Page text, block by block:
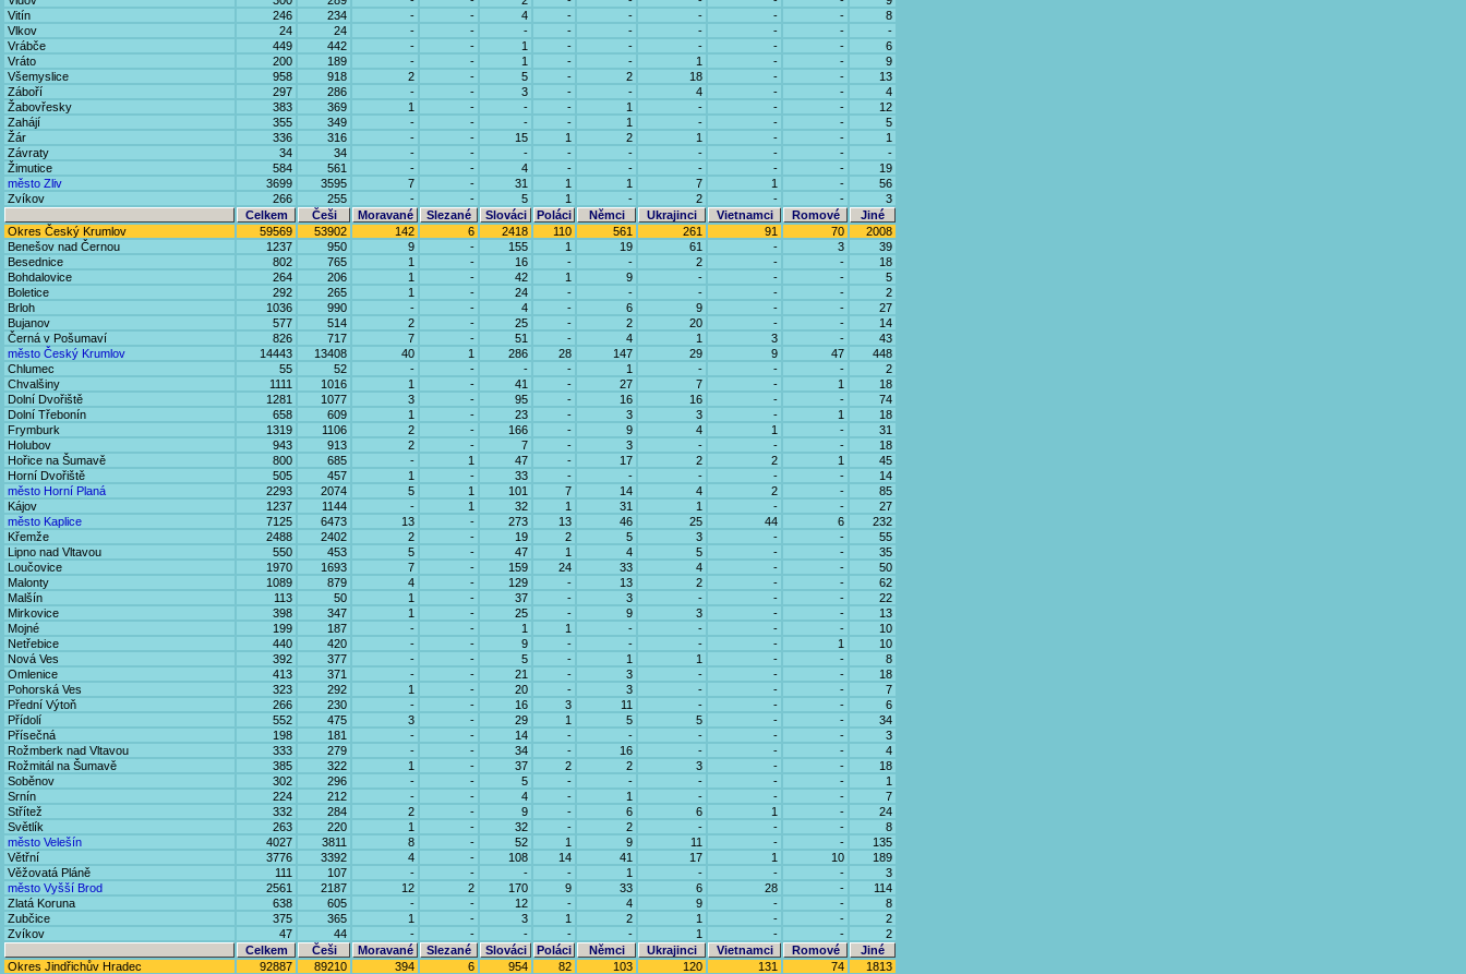
Vitín
246 234 - - 4 - - - - -
8
Vlkov
24 24 - - - - - - - -
-
Vrábče
449 442 - - 1 - - - - -
6
Vráto
200 189 - - 1 - - 1 - -
9
Všemyslice
958 918 2 - 5 - 2 18 - -
13
Záboří
297 286 - - 3 - - 4 - -
4
Žabovřesky
383 369 1 - - - 1 - - -
12
Zahájí
355 349 - - - - 1 - - -
5
Žár
336 316 - - 15 1 2 1 - -
1
Závraty
34 34 - - - - - - - -
-
Žimutice
584 561 - - 4 - - - - -
19
město Zliv
3699 3595 7 - 31 1 1 7 1 -
56
Zvíkov
266 255 - - 5 1 - 2 - -
3
Celkem
Češi Moravané Slezané Slováci Poláci Němci Ukrajinci Vietnamci Romové
Jiné
Okres Český Krumlov
59569 53902 142 6 2418 110 561 261 91 70
2008
Benešov nad Černou
1237 950 9 - 155 1 19 61 - 3
39
Besednice
802 765 1 - 16 - - 2 - -
18
Bohdalovice
264 206 1 - 42 1 9 - - -
5
Boletice
292 265 1 - 24 - - - - -
2
Brloh
1036 990 - - 4 - 6 9 - -
27
Bujanov
577 514 2 - 25 - 2 20 - -
14
Černá v Pošumaví
826 717 7 - 51 - 4 1 3 -
43
město Český Krumlov
14443 13408 40 1 286 28 147 29 9 47
448
Chlumec
55 52 - - - - 1 - - -
2
Chvalšiny
1111 1016 1 - 41 - 27 7 - 1
18
Dolní Dvořiště
1281 1077 3 - 95 - 16 16 - -
74
Dolní Třebonín
658 609 1 - 23 - 3 3 - 1
18
Frymburk
1319 1106 2 - 166 - 9 4 1 -
31
Holubov
943 913 2 - 7 - 3 - - -
18
Hořice na Šumavě
800 685 - 1 47 - 17 2 2 1
45
Horní Dvořiště
505 457 1 - 33 - - - - -
14
město Horní Planá
2293 2074 5 1 101 7 14 4 2 -
85
Kájov
1237 1144 - 1 32 1 31 1 - -
27
město Kaplice
7125 6473 13 - 273 13 46 25 44 6
232
Křemže
2488 2402 2 - 19 2 5 3 - -
55
Lipno nad Vltavou
550 453 5 - 47 1 4 5 - -
35
Loučovice
1970 1693 7 - 159 24 33 4 - -
50
Malonty
1089 879 4 - 129 - 13 2 - -
62
Malšín
113 50 1 - 37 - 3 - - -
22
Mirkovice
398 347 1 - 25 - 9 3 - -
13
Mojné
199 187 - - 1 1 - - - -
10
Netřebice
440 420 - - 9 - - - - 1
10
Nová Ves
392 377 - - 5 - 1 1 - -
8
Omlenice
413 371 - - 21 - 3 - - -
18
Pohorská Ves
323 292 1 - 20 - 3 - - -
7
Přední Výtoň
266 230 - - 16 3 11 - - -
6
Přídolí
552 475 3 - 29 1 5 5 - -
34
Přísečná
198 181 - - 14 - - - - -
3
Rožmberk nad Vltavou
333 279 - - 34 - 16 - - -
4
Rožmitál na Šumavě
385 322 1 - 37 2 2 3 - -
18
Soběnov
302 296 - - 5 - - - - -
1
Srnín
224 212 - - 4 - 1 - - -
7
Střítež
332 284 2 - 9 - 6 6 1 -
24
Světlík
263 220 1 - 32 - 2 - - -
8
město Velešín
4027 3811 8 - 52 1 9 11 - -
135
Větřní
3776 3392 4 - 108 14 41 17 1 10
189
Věžovatá Pláně
111 107 - - - - 1 - - -
3
město Vyšší Brod
2561 2187 12 2 170 9 33 6 28 -
114
Zlatá Koruna
638 605 - - 12 - 4 9 - -
8
Zubčice
375 365 1 - 3 1 2 1 - -
2
Zvíkov
47 44 - - - - - 1 - -
2
Celkem
Češi Moravané Slezané Slováci Poláci Němci Ukrajinci Vietnamci Romové
Jiné
Okres Jindřichův Hradec
92887 89210 394 6 954 82 103 120 131 74
1813